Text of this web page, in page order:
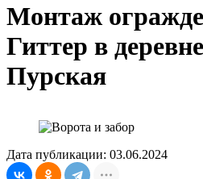
Монтаж
Гиттер в
Пурская
Дата публикации: 03.06.2024